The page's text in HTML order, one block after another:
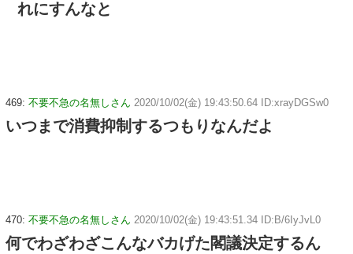
れにすんなと
469: 不要不急の名無しさん 2020/10/02(金) 19:43:50.64 ID:xrayDGSw0
いつまで消費抑制するつもりなんだよ
470: 不要不急の名無しさん 2020/10/02(金) 19:43:51.34 ID:B/6IyJvL0
何でわざわざこんなバカげた閣議決定するん